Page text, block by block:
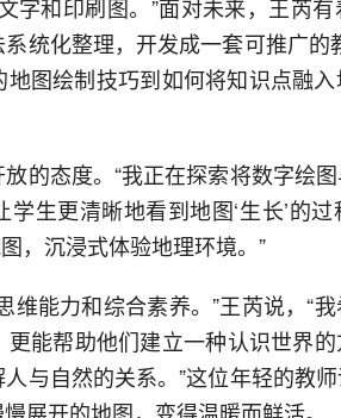
字和印刷图。”面对未来，王芮
统化整理，开发成一套可推广的
图绘制技巧到如何将知识点融
的态度。“我正在探索将数字绘图
生更清晰地看到地图‘生长’的
，沉浸式体验地理环境。”
维能力和综合素养。”王芮说，“
更能帮助他们建立一种认识世界
与自然的关系。”这位年轻的教师